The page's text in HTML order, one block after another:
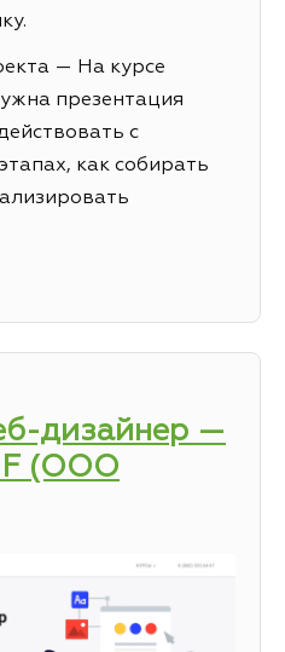
— На курсе
презентация
с
как собирать
дизайнер —
(ООО